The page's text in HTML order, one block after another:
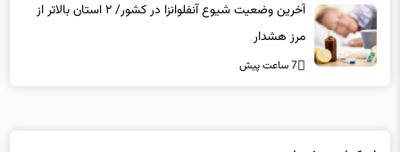
مرز هشدار
7 ساعت پیش